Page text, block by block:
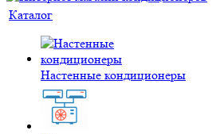
Каталог
Настенные кондиционеры